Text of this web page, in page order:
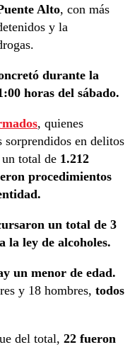
Alto, con más
y la
durante la
horas del sábado.
, quienes
sorprendidos en delitos
total de 1.212
procedimientos
un total de 3
la ley de alcoholes.
un menor de edad.
y 18 hombres, todos
del total, 22 fueron